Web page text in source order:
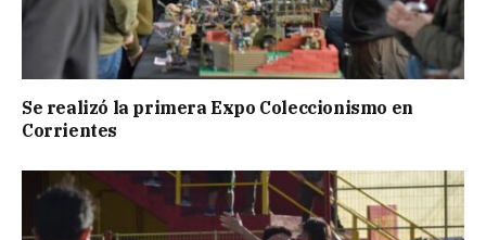
Se realizó la primera Expo Coleccionismo en
Corrientes